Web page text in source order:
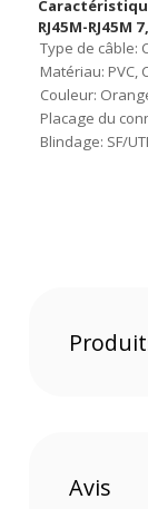
RJ45M-RJ45M
Type de câble:
Matériau: PVC,
Couleur:
Placage du
Blindage: SF/
Conception de
Longueur de
Offre valable
Avis